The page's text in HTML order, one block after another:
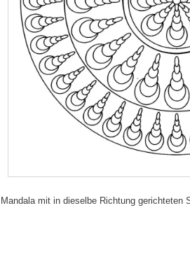
Mandala mit in dieselbe Richtung gerichteten